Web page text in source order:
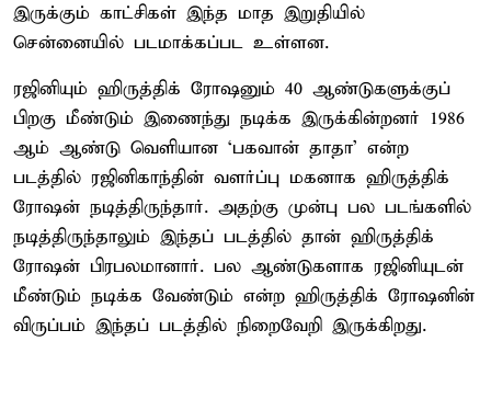
இருக்கும் காட்சிகள் இந்த மாத இறுதியில்
சென்னையில் படமாக்கப்பட உள்ளன.
ரஜினியும் ஹிருத்திக் ரோஷனும் 40 ஆண்டுகளுக்குப்
பிறகு மீண்டும் இணைந்து நடிக்க இருக்கின்றனர் 1986
ஆம் ஆண்டு வெளியான ‘பகவான் தாதா’ என்ற
படத்தில் ரஜினிகாந்தின் வளர்ப்பு மகனாக ஹிருத்திக்
ரோஷன் நடித்திருந்தார். அதற்கு முன்பு பல படங்களில்
நடித்திருந்தாலும் இந்தப் படத்தில் தான் ஹிருத்திக்
ரோஷன் பிரபலமானார். பல ஆண்டுகளாக ரஜினியுடன்
மீண்டும் நடிக்க வேண்டும் என்ற ஹிருத்திக் ரோஷனின்
விருப்பம் இந்தப் படத்தில் நிறைவேறி இருக்கிறது.